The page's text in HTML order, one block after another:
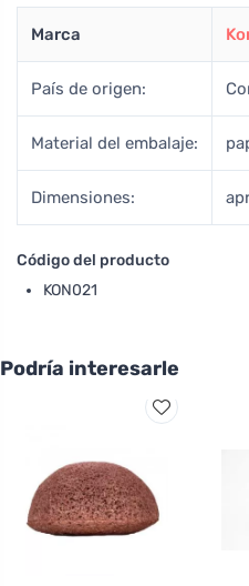
Marca
País de origen:
Material del embalaje:
Dimensiones:
Código del producto
KON021
Podría interesarle